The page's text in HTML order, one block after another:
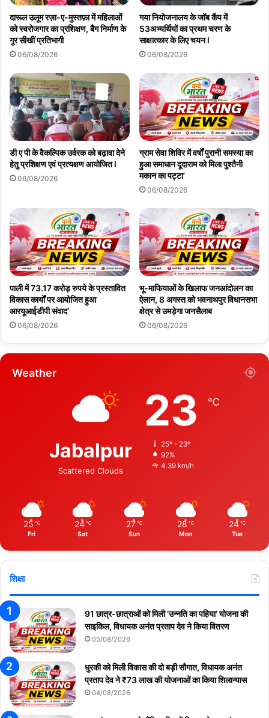
दारूल उलूम रज़ा-ए-मुस्तफ़ा में महिलाओं
को स्वरोजगार का प्रशिक्षण, बैग निर्माण के
गुर सीखीं प्रतिभागी
06/08/2026
गया नियोजनालय के जॉब कैंप में
53अभ्यर्थियों का प्रथम चरण के
साक्षात्कार के लिए चयन l
06/08/2026
डी ए पी के वैकल्पिक उर्वरक को बढ़ावा देने
हेतु प्रशिक्षण एवं प्रत्यक्षण आयोजित l
06/08/2026
ग्राम सेवा शिविर में वर्षों पुरानी समस्या का
हुआ समाधान दूदाराम को मिला पुश्तैनी
मकान का पट्टा’
06/08/2026
पाली में 73.17 करोड़ रुपये के प्रस्तावित
विकास कार्यों पर आयोजित हुआ
आरयूआईडीपी संवाद’
06/08/2026
भू-माफियाओं के खिलाफ जनआंदोलन का
ऐलान, 8 अगस्त को भवनाथपुर विधानसभा
क्षेत्र से उमड़ेगा जनसैलाब
06/08/2026
Weather
Jabalpur
Scattered Clouds
23 ℃
25º - 23º
92%
4.39 km/h
25 ℃
Fri
24 ℃
Sat
27 ℃
Sun
28 ℃
Mon
24 ℃
Tue
शिक्षा
91 छात्र-छात्राओं को मिली ‘उन्नति का पहिया’ योजना की
साइकिल, विधायक अनंत प्रताप देव ने किया वितरण
05/08/2026
धुरकी को मिली विकास की दो बड़ी सौगात, विधायक अनंत
प्रताप देव ने ₹73 लाख की योजनाओं का किया शिलान्यास
04/08/2026